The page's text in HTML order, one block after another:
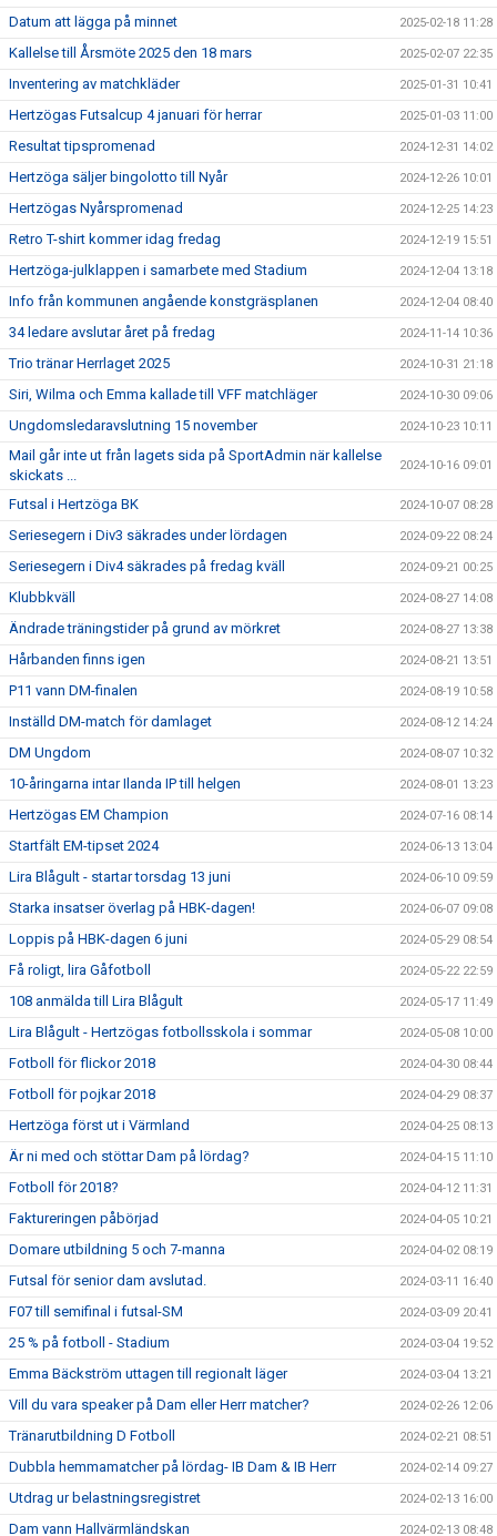
Datum att lägga på minnet 2025-02-18 11:28
Kallelse till Årsmöte 2025 den 18 mars 2025-02-07 22:35
Inventering av matchkläder 2025-01-31 10:41
Hertzögas Futsalcup 4 januari för herrar 2025-01-03 11:00
Resultat tipspromenad 2024-12-31 14:02
Hertzöga säljer bingolotto till Nyår 2024-12-26 10:01
Hertzögas Nyårspromenad 2024-12-25 14:23
Retro T-shirt kommer idag fredag 2024-12-19 15:51
Hertzöga-julklappen i samarbete med Stadium 2024-12-04 13:18
Info från kommunen angående konstgräsplanen 2024-12-04 08:40
34 ledare avslutar året på fredag 2024-11-14 10:36
Trio tränar Herrlaget 2025 2024-10-31 21:18
Siri, Wilma och Emma kallade till VFF matchläger 2024-10-30 09:06
Ungdomsledaravslutning 15 november 2024-10-23 10:11
Mail går inte ut från lagets sida på SportAdmin när kallelse
skickats ...
2024-10-16 09:01
Futsal i Hertzöga BK 2024-10-07 08:28
Seriesegern i Div3 säkrades under lördagen 2024-09-22 08:24
Seriesegern i Div4 säkrades på fredag kväll 2024-09-21 00:25
Klubbkväll 2024-08-27 14:08
Ändrade träningstider på grund av mörkret 2024-08-27 13:38
Hårbanden finns igen 2024-08-21 13:51
P11 vann DM-finalen 2024-08-19 10:58
Inställd DM-match för damlaget 2024-08-12 14:24
DM Ungdom 2024-08-07 10:32
10-åringarna intar Ilanda IP till helgen 2024-08-01 13:23
Hertzögas EM Champion 2024-07-16 08:14
Startfält EM-tipset 2024 2024-06-13 13:04
Lira Blågult - startar torsdag 13 juni 2024-06-10 09:59
Starka insatser överlag på HBK-dagen! 2024-06-07 09:08
Loppis på HBK-dagen 6 juni 2024-05-29 08:54
Få roligt, lira Gåfotboll 2024-05-22 22:59
108 anmälda till Lira Blågult 2024-05-17 11:49
Lira Blågult - Hertzögas fotbollsskola i sommar 2024-05-08 10:00
Fotboll för flickor 2018 2024-04-30 08:44
Fotboll för pojkar 2018 2024-04-29 08:37
Hertzöga först ut i Värmland 2024-04-25 08:13
Är ni med och stöttar Dam på lördag? 2024-04-15 11:10
Fotboll för 2018? 2024-04-12 11:31
Faktureringen påbörjad 2024-04-05 10:21
Domare utbildning 5 och 7-manna 2024-04-02 08:19
Futsal för senior dam avslutad. 2024-03-11 16:40
F07 till semifinal i futsal-SM 2024-03-09 20:41
25 % på fotboll - Stadium 2024-03-04 19:52
Emma Bäckström uttagen till regionalt läger 2024-03-04 13:21
Vill du vara speaker på Dam eller Herr matcher? 2024-02-26 12:06
Tränarutbildning D Fotboll 2024-02-21 08:51
Dubbla hemmamatcher på lördag- IB Dam & IB Herr 2024-02-14 09:27
Utdrag ur belastningsregistret 2024-02-13 16:00
Dam vann Hallvärmländskan 2024-02-13 08:48